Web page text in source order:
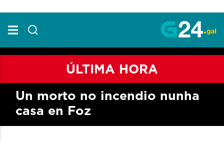
ÚLTIMA HORA
Un morto no incendio nunha
casa en Foz